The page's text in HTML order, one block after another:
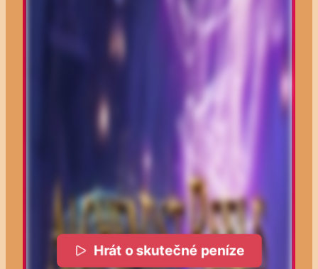
Hrát o skutečné peníze